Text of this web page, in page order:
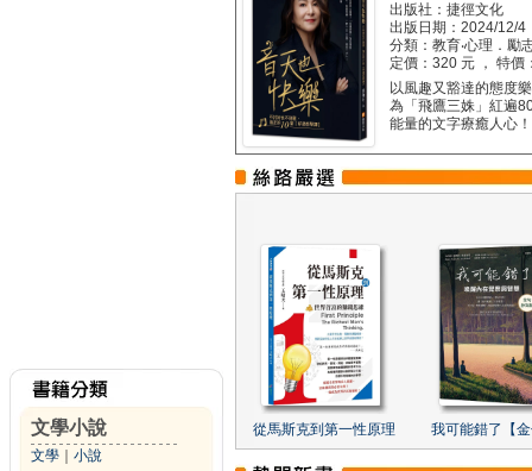
文學小說
文學 小說
出版社：捷徑文化
出版日期：2024/12/4
分類：教育‧心理．勵
定價：320 元 ， 特價
以風趣又豁達的態度
為「飛鷹三姝」紅遍
能量的文字療癒人心
從馬斯克到第一性原理 我可能錯了【